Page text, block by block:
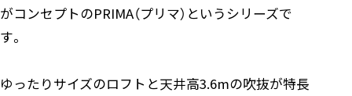
がコンセプトのPRIMA（プリマ）というシリーズで
す。
ゆったりサイズのロフトと天井高3.6mの吹抜が特長